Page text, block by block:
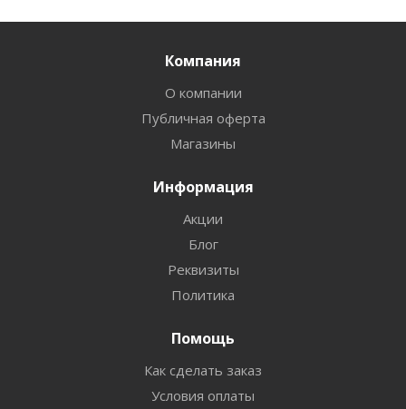
Компания
О компании
Публичная оферта
Магазины
Информация
Акции
Блог
Реквизиты
Политика
Помощь
Как сделать заказ
Условия оплаты